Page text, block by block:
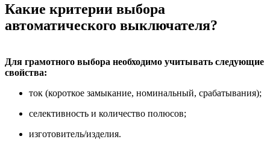
Какие критерии выбора
автоматического выключателя?
Для грамотного выбора необходимо учитывать следующие
свойства:
ток (короткое замыкание, номинальный, срабатывания);
селективность и количество полюсов;
изготовитель/изделия.